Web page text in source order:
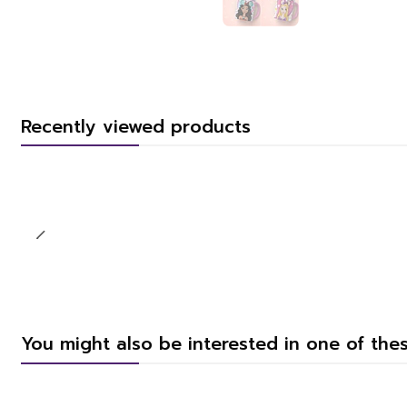
Recently viewed products
You might also be interested in one of